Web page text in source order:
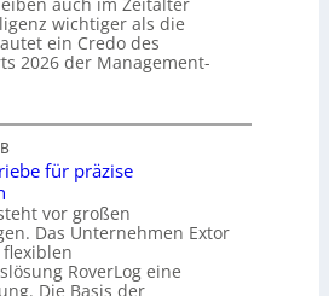
wichtiger als die
ein Credo des
2026 der Management-
für präzise
vor großen
Das Unternehmen Extor
RoverLog eine
Die Basis der